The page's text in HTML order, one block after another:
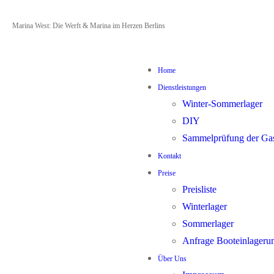
Zum
Menü
Schließen
Marina West: Die Werft & Marina im Herzen Berlins
Home
Dienstleistungen
Winter-Sommerlager
DIY
Sammelprüfung der
Kontakt
Preise
Preisliste
Winterlager
Sommerlager
Anfrage
Über Uns